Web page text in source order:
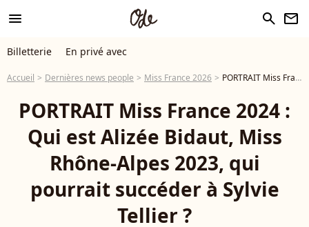
menu search newsletter
Billetterie En privé avec
Accueil Dernières news people Miss France 2026 PORTRAIT Miss France 2024 : Qui est Alizée Bidaut, Miss Rhône-Alpes 2023, qui pourrait succéder à Sylvie Tellier ?
PORTRAIT Miss France 2024 :
Qui est Alizée Bidaut, Miss
Rhône-Alpes 2023, qui
pourrait succéder à Sylvie
Tellier ?